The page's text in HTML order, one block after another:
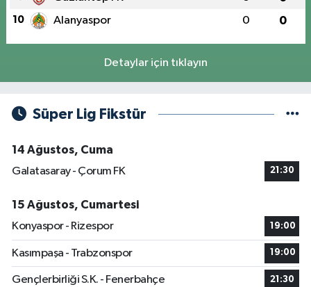
10 Alanyaspor 0 0
Detaylar için tıklayın
Süper Lig Fikstür
14 Ağustos, Cuma
Galatasaray - Çorum FK
21:30
15 Ağustos, Cumartesi
Konyaspor - Rizespor
19:00
Kasımpaşa - Trabzonspor 19:00
Gençlerbirliği S.K. - Fenerbahçe 21:30